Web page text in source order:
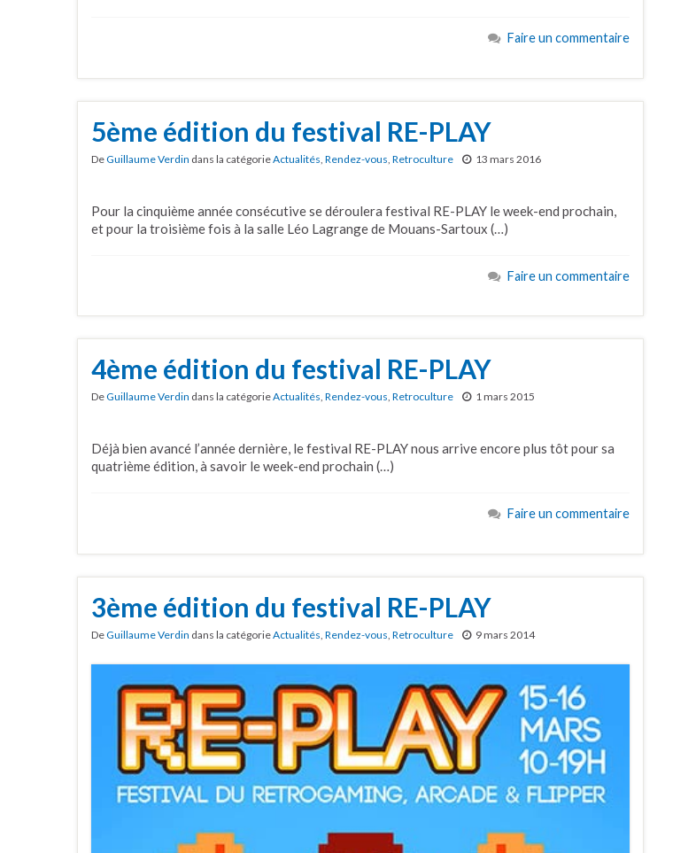
Faire un commentaire
5ème édition du festival RE-PLAY
DeGuillaume Verdin dans la catégorieActualités Rendez-vous Retroculture 13 mars 2016
Pour la cinquième année consécutive se déroulera festival RE-PLAY le week-end prochain,
et pour la troisième fois à la salle Léo Lagrange de Mouans-Sartoux (…)
Faire un commentaire
4ème édition du festival RE-PLAY
DeGuillaume Verdin dans la catégorieActualités, Rendez-vous, Retroculture 1 mars 2015
Déjà bien avancé l’année dernière, le festival RE-PLAY nous arrive encore plus tôt pour sa
quatrième édition, à savoir le week-end prochain (…)
Faire un commentaire
3ème édition du festival RE-PLAY
DeGuillaume Verdin dans la catégorieActualités Rendez-vous Retroculture 9 mars 2014